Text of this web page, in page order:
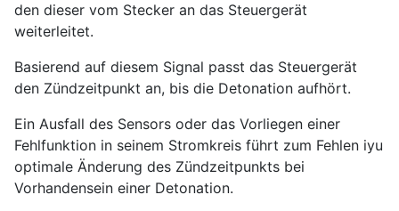
den dieser vom Stecker an das Steuergerät
weiterleitet.
Basierend auf diesem Signal passt das Steuergerät
den Zündzeitpunkt an, bis die Detonation aufhört.
Ein Ausfall des Sensors oder das Vorliegen einer
Fehlfunktion in seinem Stromkreis führt zum Fehlen iyu
optimale Änderung des Zündzeitpunkts bei
Vorhandensein einer Detonation.